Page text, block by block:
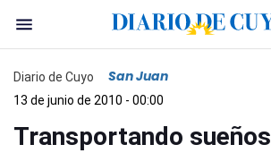
Diario de Cuyo San Juan
13 de junio de 2010 - 00:00
Transportando sueños